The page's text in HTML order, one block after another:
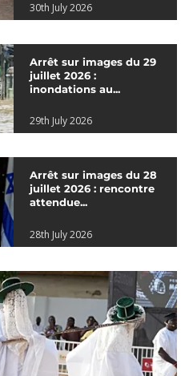
30th July 2026
Arrêt sur images du 29
juillet 2026 :
inondations au...
29th July 2026
Arrêt sur images du 28
juillet 2026 : rencontre
attendue...
28th July 2026